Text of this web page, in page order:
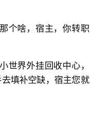
个啥，宿主，你转职
世界外挂回收中心，
填补空缺，宿主您就